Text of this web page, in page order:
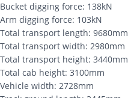
Bucket digging force: 138kN
Arm digging force: 103kN
Total transport length: 9680mm
Total transport width: 2980mm
Total transport height: 3440mm
Total cab height: 3100mm
Vehicle width: 2728mm